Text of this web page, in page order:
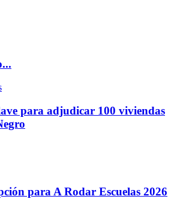
para adjudicar 100 viviendas
para A Rodar Escuelas 2026